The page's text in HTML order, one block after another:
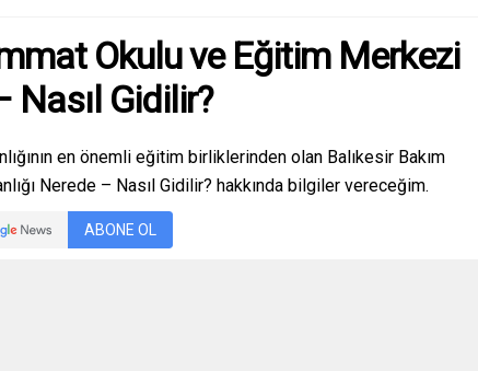
Okulu ve Eğitim Merkezi
Nasıl Gidilir?
en önemli eğitim birliklerinden olan Balıkesir Bakım
Nerede – Nasıl Gidilir? hakkında bilgiler vereceğim.
ABONE OL